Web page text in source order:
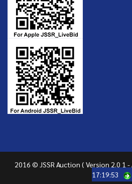
2016 © JSSR Auction ( Version 2.0 1 -
17:19:53